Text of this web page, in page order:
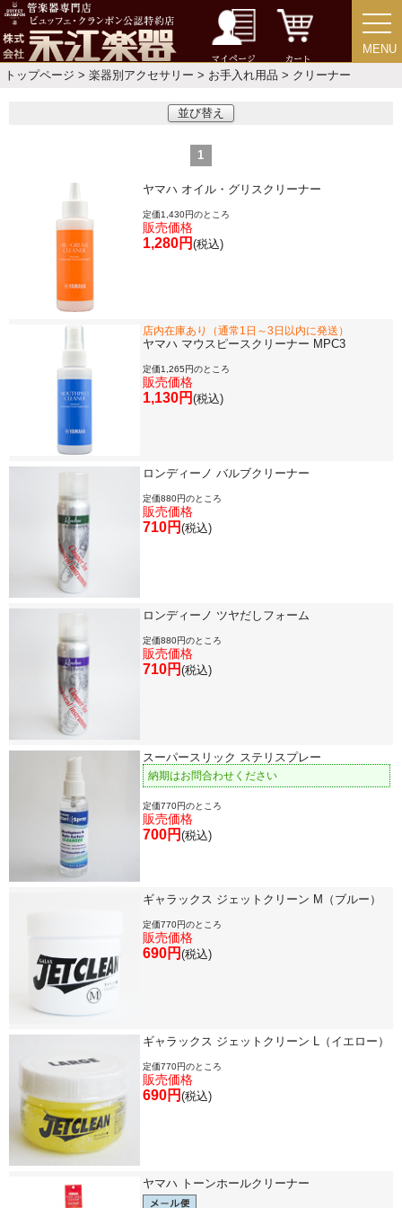
マイページ カート
MENU
MENU
トップページ > 楽器別アクセサリー > お手入れ用品 > クリーナー
並び替え
1
ヤマハ オイル・グリスクリーナー
定価1,430円のところ
販売価格
1,280円 (税込)
店内在庫あり（通常1日～3日以内に発送）
ヤマハ マウスピースクリーナー MPC3
定価1,265円のところ
販売価格
1,130円 (税込)
ロンディーノ バルブクリーナー
定価880円のところ
販売価格
710円 (税込)
ロンディーノ ツヤだしフォーム
定価880円のところ
販売価格
710円 (税込)
スーパースリック ステリスプレー
納期はお問合わせください
定価770円のところ
販売価格
700円 (税込)
ギャラックス ジェットクリーン M（ブルー）
定価770円のところ
販売価格
690円 (税込)
ギャラックス ジェットクリーン L（イエロー）
定価770円のところ
販売価格
690円 (税込)
ヤマハ トーンホールクリーナー
書籍・CD
音楽教本
中古・アウトレット
アウトレット
中古楽器
今月のお買い得品
メーカー別で探す
価格・ランキングで探す
初級・中級・上級で探す
新商品・新規取り扱い商品
セール・イベント情報
人気の永江楽器コラム
「楽器をはじめよう」
選定者のご紹介